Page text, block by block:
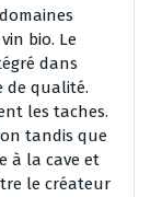
bio. Le
dans
de qualité.
les taches.
tandis que
à la cave et
le créateur